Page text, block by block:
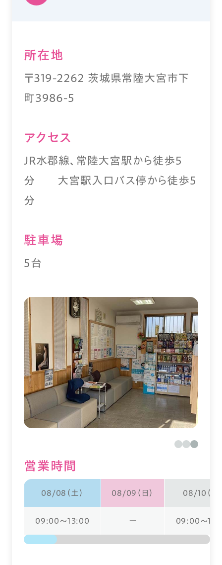
所在地
〒319-2262 茨城県常陸大宮市下
町3986-5
アクセス
JR水郡線、常陸大宮駅から徒歩5
分 大宮駅入口バス停から徒歩5
分
駐⾞場
5台
営業時間
08/08（土） 08/09（日） 08/10（月
09:00～13:00 ー 09:00～